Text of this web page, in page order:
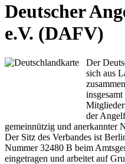
Deutscher
e.V. (DAFV)
Der
sich aus
der
gemeinnützig und anerkannter
Der Sitz des Verbandes ist
Nummer 32480 B beim
eingetragen und arbeitet auf